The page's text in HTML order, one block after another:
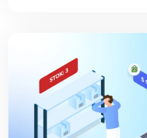
Software Akuntansi
Integrasi Accurate
Integrasi Paper dengan Accurate